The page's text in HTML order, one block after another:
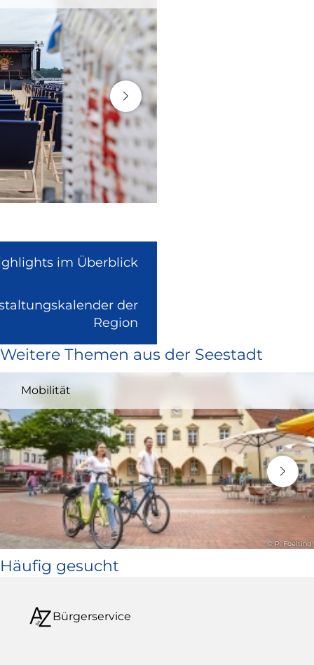
im Überblick
der
Region
extern
und
in
neuem
Fenster)
Weitere Themen aus der Seestadt
Mobilität
© P. Foelting
Häufig gesucht
Bürgerservice